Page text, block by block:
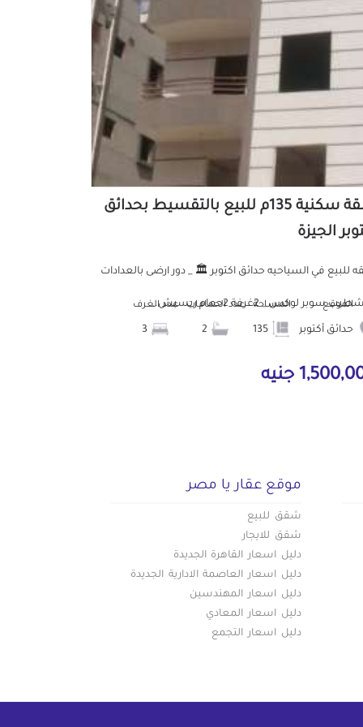
شقة سكنية 135م للبيع بالتقسيط بحدائق
الجيزة
للبيع في السياحيه حدائق اكتوبر 🏛️ _ دور ارضى بالعدادات
سوبر لوكس _ 2غرفة 2حمام ريسبش...
الموقع
حدائق أكتوبر
المساحة عدد الحمامات عدد الغرف
جنيه
موقع عقار يا مصر
شقق للبيع
شقق للايجار
دليل اسعار القاهرة الجديدة
دليل اسعار العاصمة الادارية الجديدة
دليل اسعار المهندسين
دليل اسعار المعادي
دليل اسعار التجمع